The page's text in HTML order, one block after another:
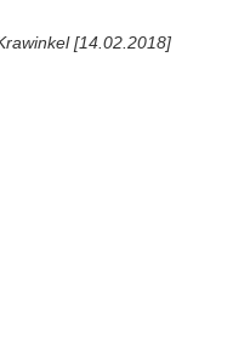
[14.02.2018]